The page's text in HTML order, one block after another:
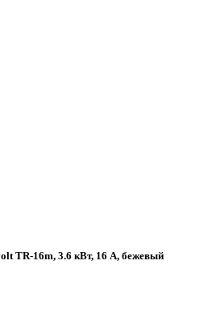
TR-16m, 3.6 кВт, 16 А, бежевый